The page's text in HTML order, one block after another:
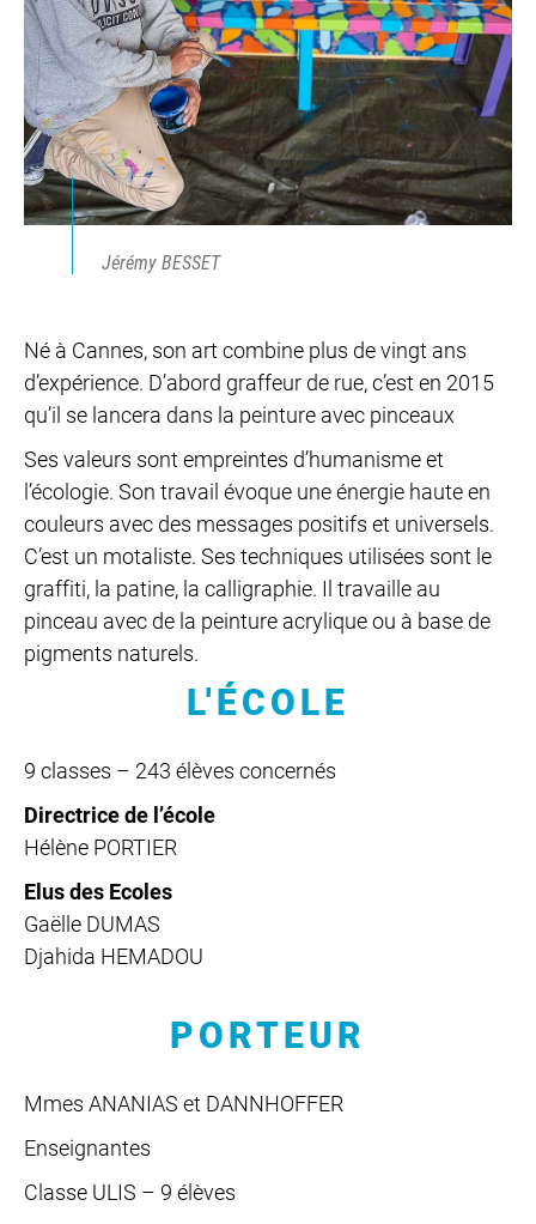
Jérémy BESSET
Né à Cannes, son art combine plus de vingt ans
d’expérience. D’abord graffeur de rue, c’est en 2015
qu’il se lancera dans la peinture avec pinceaux
Ses valeurs sont empreintes d’humanisme et
l’écologie. Son travail évoque une énergie haute en
couleurs avec des messages positifs et universels.
C’est un motaliste. Ses techniques utilisées sont le
graffiti, la patine, la calligraphie. Il travaille au
pinceau avec de la peinture acrylique ou à base de
pigments naturels.
L'ÉCOLE
9 classes – 243 élèves concernés
Directrice de l’école
Hélène PORTIER
Elus des Ecoles
Gaëlle DUMAS
Djahida HEMADOU
PORTEUR
Mmes ANANIAS et DANNHOFFER
Enseignantes
Classe ULIS – 9 élèves